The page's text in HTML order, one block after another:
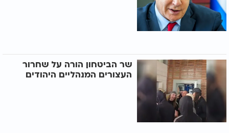
שר הביטחון הורה על שחרור
העצורים המנהליים היהודים